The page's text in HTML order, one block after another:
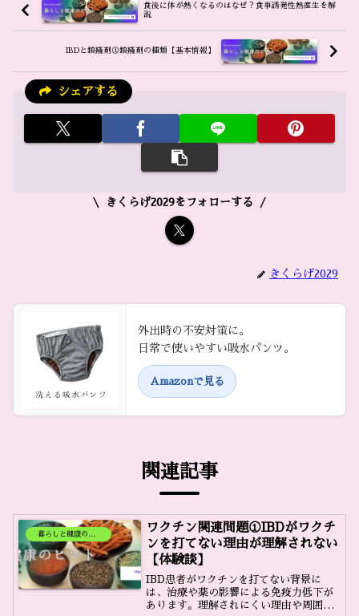
食後に体が熱くなるのはなぜ？食事誘発性熱産生を解
説
IBDと鎮痛剤①鎮痛剤の種類【基本情報】
シェアする
きくらげ2029をフォローする
きくらげ2029
外出時の不安対策に。
日常で使いやすい吸水パンツ。
Amazonで見る
関連記事
暮らしと健康のヒント
ワクチン関連問題①IBDがワクチ
ンを打てない理由が理解されない
【体験談】
IBD患者がワクチンを打てない背景に
は、治療や薬の影響による免疫力低下が
あります。理解されにくい理由や周囲へ